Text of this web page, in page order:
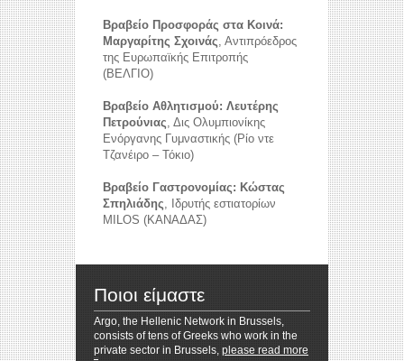
Βραβείο Προσφοράς στα Κοινά:
Μαργαρίτης Σχοινάς , Αντιπρόεδρος
της Ευρωπαϊκής Επιτροπής
(ΒΕΛΓΙΟ)
Βραβείο Αθλητισμού: Λευτέρης
Πετρούνιας , Δις Ολυμπιονίκης
Ενόργανης Γυμναστικής (Ρίο ντε
Τζανέιρο – Τόκιο)
Βραβείο Γαστρονομίας: Κώστας
Σπηλιάδης , Ιδρυτής εστιατορίων
MILOS (ΚΑΝΑΔΑΣ)
Ποιοι είμαστε
Argo, the Hellenic Network in Brussels,
consists of tens of Greeks who work in the
private sector in Brussels, please read more
reddit videos download coloring pages for kids
horoscope love